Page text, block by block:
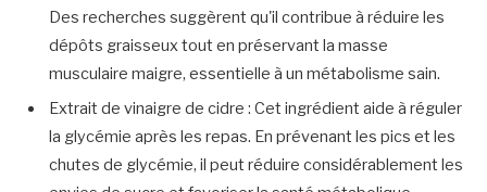
Des recherches suggèrent qu'il contribue à réduire les
dépôts graisseux tout en préservant la masse
musculaire maigre, essentielle à un métabolisme sain.
Extrait de vinaigre de cidre : Cet ingrédient aide à réguler
la glycémie après les repas. En prévenant les pics et les
chutes de glycémie, il peut réduire considérablement les